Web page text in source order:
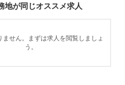
地が同じオススメ求人
ません。まずは求人を閲覧しましょ
う。